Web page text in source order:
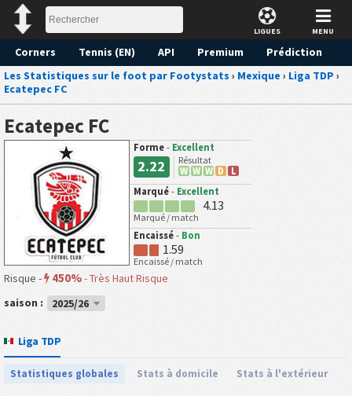
LIGUES MENU
Corners Tennis (EN) API Premium
Prédiction
Les Statistiques sur le foot par Footystats › Mexique › Liga TDP ›
Ecatepec FC
Ecatepec FC
Forme - Excellent
2.22
Résultat
W W W D
L
Marqué - Excellent
4.13
Marqué / match
Encaissé - Bon
1.59
Encaissé / match
Risque - 450%-Très Haut Risque
saison :
2025/26
Liga TDP
Statistiques globales Stats à domicile Stats à l'extérieur